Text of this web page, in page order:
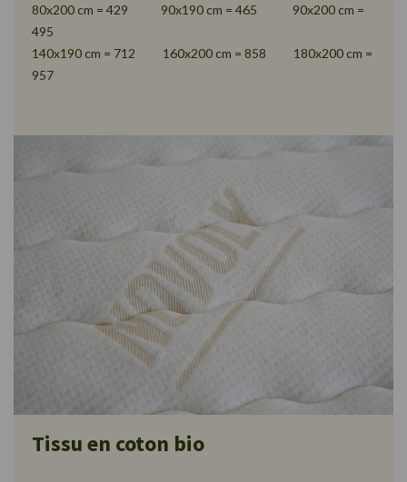
80x200 cm = 429 90x190 cm = 465 90x200 cm =
495
140x190 cm = 712 160x200 cm = 858 180x200 cm =
957
Tissu en coton bio